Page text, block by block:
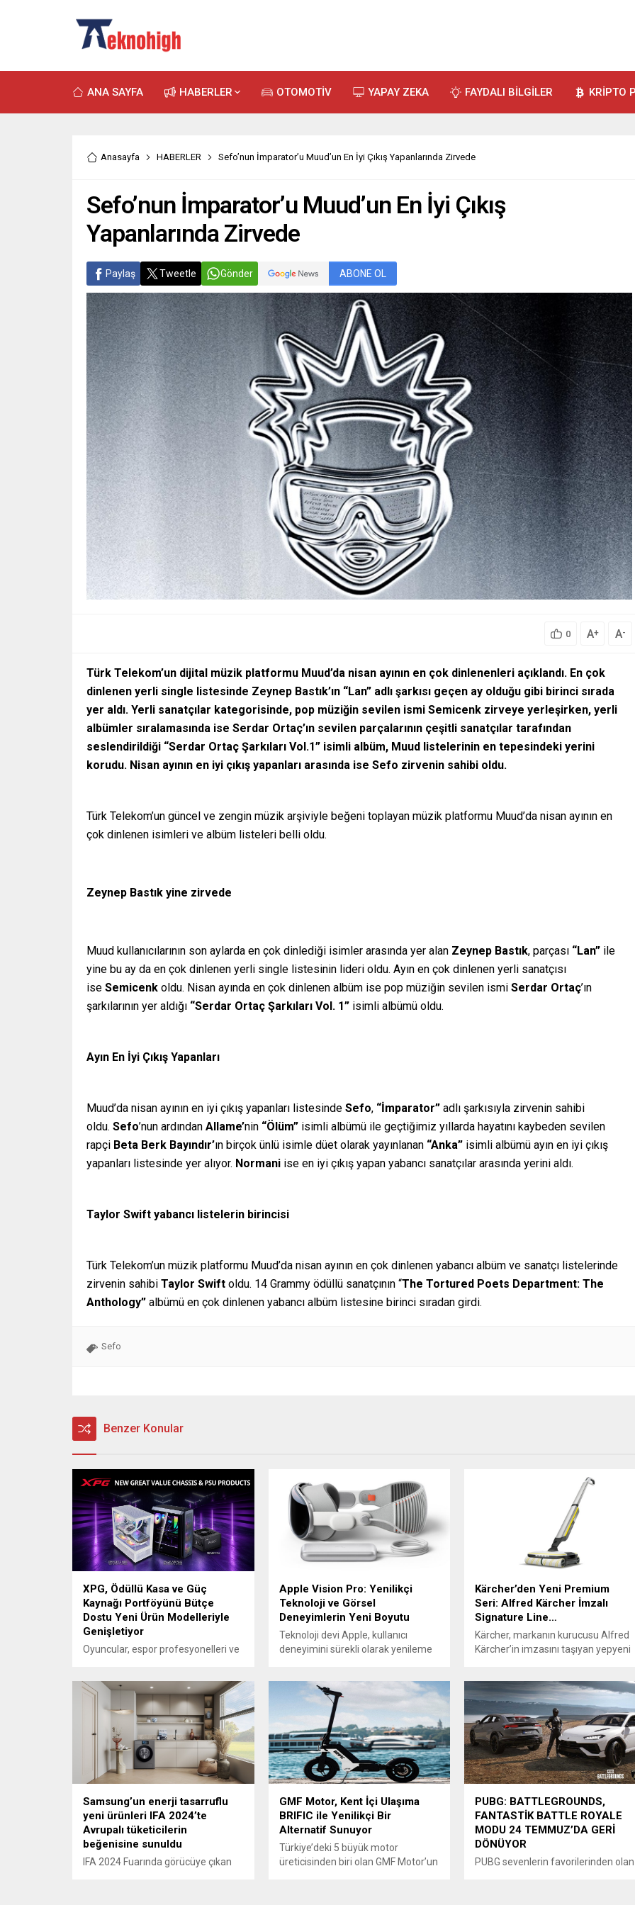
ANA SAYFA HABERLER OTOMOTİV YAPAY ZEKA FAYDALI BİLGİLER KRİPTO
Anasayfa HABERLER Sefo’nun İmparator’u Muud’un En İyi Çıkış Yapanlarında Zirvede
Sefo’nun İmparator’u Muud’un En İyi Çıkış
Yapanlarında Zirvede
Paylaş Tweetle Gönder ABONE OL
0 A+ A-
Türk Telekom’un dijital müzik platformu Muud’da nisan ayının en çok dinlenenleri açıklandı. En çok
dinlenen yerli single listesinde Zeynep Bastık’ın “Lan” adlı şarkısı geçen ay olduğu gibi birinci sırada
yer aldı. Yerli sanatçılar kategorisinde, pop müziğin sevilen ismi Semicenk zirveye yerleşirken, yerli
albümler sıralamasında ise Serdar Ortaç’ın sevilen parçalarının çeşitli sanatçılar tarafından
seslendirildiği “Serdar Ortaç Şarkıları Vol.1” isimli albüm, Muud listelerinin en tepesindeki yerini
korudu. Nisan ayının en iyi çıkış yapanları arasında ise Sefo zirvenin sahibi oldu.
Türk Telekom’un güncel ve zengin müzik arşiviyle beğeni toplayan müzik platformu Muud’da nisan ayının en
çok dinlenen isimleri ve albüm listeleri belli oldu.
Zeynep Bastık yine zirvede
Muud kullanıcılarının son aylarda en çok dinlediği isimler arasında yer alan Zeynep Bastık, parçası “Lan” ile
yine bu ay da en çok dinlenen yerli single listesinin lideri oldu. Ayın en çok dinlenen yerli sanatçısı
ise Semicenk oldu. Nisan ayında en çok dinlenen albüm ise pop müziğin sevilen ismi Serdar Ortaç’ın
şarkılarının yer aldığı “Serdar Ortaç Şarkıları Vol. 1” isimli albümü oldu.
Ayın En İyi Çıkış Yapanları
Muud’da nisan ayının en iyi çıkış yapanları listesinde Sefo, “İmparator” adlı şarkısıyla zirvenin sahibi
oldu. Sefo’nun ardından Allame’nin “Ölüm” isimli albümü ile geçtiğimiz yıllarda hayatını kaybeden sevilen
rapçi Beta Berk Bayındır’ın birçok ünlü isimle düet olarak yayınlanan “Anka” isimli albümü ayın en iyi çıkış
yapanları listesinde yer alıyor. Normani ise en iyi çıkış yapan yabancı sanatçılar arasında yerini aldı.
Taylor Swift yabancı listelerin birincisi
Türk Telekom’un müzik platformu Muud’da nisan ayının en çok dinlenen yabancı albüm ve sanatçı listelerinde
zirvenin sahibi Taylor Swift oldu. 14 Grammy ödüllü sanatçının “The Tortured Poets Department: The
Anthology” albümü en çok dinlenen yabancı albüm listesine birinci sıradan girdi.
Sefo
Benzer Konular
XPG, Ödüllü Kasa ve Güç
Kaynağı Portföyünü Bütçe
Dostu Yeni Ürün Modelleriyle
Genişletiyor
Oyuncular, espor profesyonelleri ve
birimleri üretiminde önde gelen
XPG, iki yeni kasası XPG INVADER X
MINI ve XPG VALOR AIR PLUS ile
bütçe dostu ATX sistem kurulumu
için yeni seçenekler sunuyor. Ayrıca,
portföyüne Bronze verimlilik
sertifikasına sahip güçlü bir PSU
Apple Vision Pro: Yenilikçi
Teknoloji ve Görsel
Deneyimlerin Yeni Boyutu
Teknoloji devi Apple, kullanıcı
deneyimini sürekli olarak yenileme
öteye taşıyor. Yeni çıkan Apple
Vision Pro, şirketin göz alıcı
yenilikçiliğiyle donatılmış, heyecan
verici bir ürün olarak karşımıza
çıkıyor. Bu makalede, Apple Vision
Pro‘nun özellikleri, avantajları ve
gelecekteki etkileri incelenecek.
Kärcher’den Yeni Premium
Seri: Alfred Kärcher İmzalı
Signature Line…
Kärcher, markanın kurucusu Alfred
Kärcher’in imzasını taşıyan yepyeni
kategorisinde en iyi iç mekan
ürünlerini bir araya getiren çok özel
Signature Line serisi, markanın
premium çizgisini bir adım daha
öteye taşıyor. Yeni serinin, markanın
Türkiye’deki 25’inci yılında satışa
sunulacak olması ise güzel bir
Samsung’un enerji tasarruflu
yeni ürünleri IFA 2024’te
Avrupalı tüketicilerin
beğenisine sunuldu
IFA 2024 Fuarında görücüye çıkan
GMF Motor, Kent İçi Ulaşıma
BRIFIC ile Yenilikçi Bir
Alternatif Sunuyor
Türkiye’deki 5 büyük motor
üreticisinden biri olan GMF Motor’un
PUBG: BATTLEGROUNDS,
FANTASTİK BATTLE ROYALE
MODU 24 TEMMUZ’DA GERİ
DÖNÜYOR
PUBG sevenlerin favorilerinden olan